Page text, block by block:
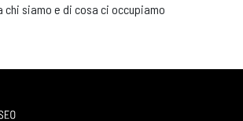
chi siamo e di cosa ci occupiamo